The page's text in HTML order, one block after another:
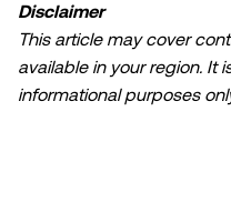
Disclaimer
This article may cover
available in your region. It
informational purposes
accepted for any errors